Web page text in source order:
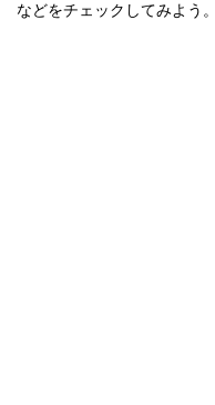
などをチェックしてみよう。